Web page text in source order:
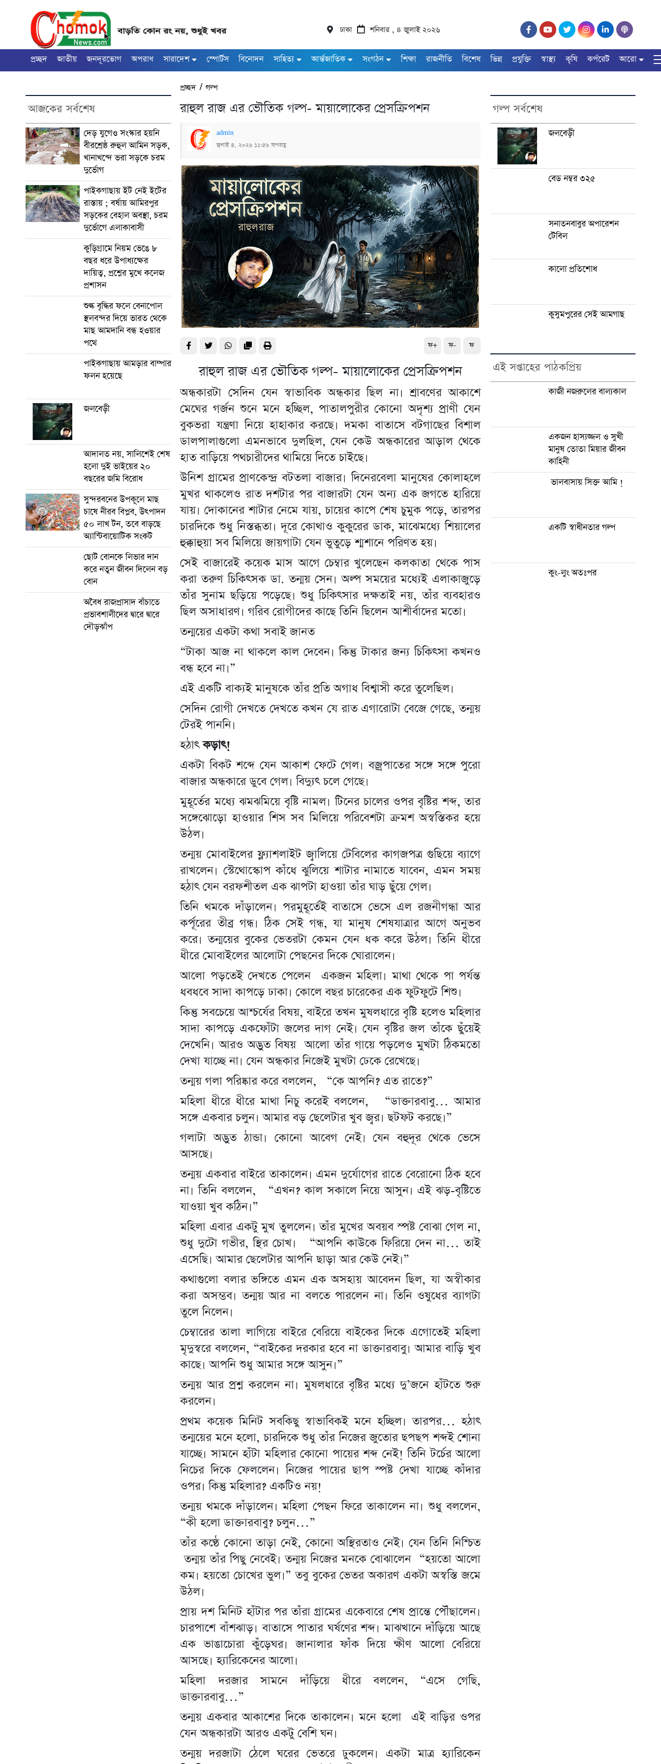
ঢাকা শনিবার , ৪ জুলাই ২০২৬
প্রচ্ছদ জাতীয় জনদূরভোগ অপরাধ সারাদেশ স্পোর্টস বিনোদন সাহিত্য আর্ন্তজাতিক সংগঠন শিক্ষা রাজনীতি বিশেষ ভিন্ন প্রযুক্তি স্বাস্থ্য কৃষি কর্পরেট আরো
আজকের সর্বশেষ
দেড় যুগেও সংস্কার হয়নি
বীরশ্রেষ্ঠ রুহুল আমিন সড়ক,
খানাখন্দে ভরা সড়কে চরম
দুর্ভোগ
পাইকগাছায় ইট নেই ইটের
রাস্তায় ; বর্ষায় আমিরপুর
সড়কের বেহাল অবস্থা, চরম
দুর্ভোগে এলাকাবাসী
কুড়িগ্রামে নিয়ম ভেঙে ৮
বছর ধরে উপাধ্যক্ষের
দায়িত্ব, প্রশ্নের মুখে কলেজ
প্রশাসন
শুল্ক বৃদ্ধির ফলে বেনাপোল
স্থলবন্দর দিয়ে ভারত থেকে
মাছ আমদানি বন্ধ হওয়ার
পথে
পাইকগাছায় আমড়ার বাম্পার
ফলন হয়েছে
জলবেড়ী
আদালত নয়, সালিশেই শেষ
হলো দুই ভাইয়ের ২০
বছরের জমি বিরোধ
সুন্দরবনের উপকূলে মাছ
চাষে নীরব বিপ্লব, উৎপাদন
৫০ লাখ টন, তবে বাড়ছে
অ্যান্টিবায়োটিক সংকট
ছোট বোনকে লিভার দান
করে নতুন জীবন দিলেন বড়
বোন
অবৈধ রাজপ্রাসাদ বাঁচাতে
প্রভাবশালীদের দ্বারে দ্বারে
দৌড়ঝাঁপ
প্রচ্ছদ/গল্প
রাহুল রাজ এর ভৌতিক গল্প- মায়ালোকের প্রেসক্রিপশন
admin
জুলাই ৪, ২০২৬ ১১:৫৬ অপরাহ্ণ
ফ+ ফ- ফ
রাহুল রাজ এর ভৌতিক গল্প- মায়ালোকের প্রেসক্রিপশন
অন্ধকারটা সেদিন যেন স্বাভাবিক অন্ধকার ছিল না। শ্রাবণের আকাশে
মেঘের গর্জন শুনে মনে হচ্ছিল, পাতালপুরীর কোনো অদৃশ্য প্রাণী যেন
বুকভরা যন্ত্রণা নিয়ে হাহাকার করছে। দমকা বাতাসে বটগাছের বিশাল
ডালপালাগুলো এমনভাবে দুলছিল, যেন কেউ অন্ধকারের আড়াল থেকে
হাত বাড়িয়ে পথচারীদের থামিয়ে দিতে চাইছে।
উনিশ গ্রামের প্রাণকেন্দ্র বটতলা বাজার। দিনেরবেলা মানুষের কোলাহলে
মুখর থাকলেও রাত দশটার পর বাজারটা যেন অন্য এক জগতে হারিয়ে
যায়। দোকানের শাটার নেমে যায়, চায়ের কাপে শেষ চুমুক পড়ে, তারপর
চারদিকে শুধু নিস্তব্ধতা। দূরে কোথাও কুকুরের ডাক, মাঝেমধ্যে শিয়ালের
হুক্কাহুয়া সব মিলিয়ে জায়গাটা যেন ভুতুড়ে শ্মশানে পরিণত হয়।
সেই বাজারেই কয়েক মাস আগে চেম্বার খুলেছেন কলকাতা থেকে পাস
করা তরুণ চিকিৎসক ডা. তন্ময় সেন। অল্প সময়ের মধ্যেই এলাকাজুড়ে
তাঁর সুনাম ছড়িয়ে পড়েছে। শুধু চিকিৎসার দক্ষতাই নয়, তাঁর ব্যবহারও
ছিল অসাধারণ। গরিব রোগীদের কাছে তিনি ছিলেন আশীর্বাদের মতো।
তন্ময়ের একটা কথা সবাই জানত
“টাকা আজ না থাকলে কাল দেবেন। কিন্তু টাকার জন্য চিকিৎসা কখনও
বন্ধ হবে না।”
এই একটি বাক্যই মানুষকে তাঁর প্রতি অগাধ বিশ্বাসী করে তুলেছিল।
সেদিন রোগী দেখতে দেখতে কখন যে রাত এগারোটা বেজে গেছে, তন্ময়
টেরই পাননি।
হঠাৎকড়াৎ!
একটা বিকট শব্দে যেন আকাশ ফেটে গেল। বজ্রপাতের সঙ্গে সঙ্গে পুরো
বাজার অন্ধকারে ডুবে গেল। বিদ্যুৎ চলে গেছে।
মুহূর্তের মধ্যে ঝমঝমিয়ে বৃষ্টি নামল। টিনের চালের ওপর বৃষ্টির শব্দ, তার
সঙ্গেঝোড়ো হাওয়ার শিস সব মিলিয়ে পরিবেশটা ক্রমশ অস্বস্তিকর হয়ে
উঠল।
তন্ময় মোবাইলের ফ্ল্যাশলাইট জ্বালিয়ে টেবিলের কাগজপত্র গুছিয়ে ব্যাগে
রাখলেন। স্টেথোস্কোপ কাঁধে ঝুলিয়ে শাটার নামাতে যাবেন, এমন সময়
হঠাৎ যেন বরফশীতল এক ঝাপটা হাওয়া তাঁর ঘাড় ছুঁয়ে গেল।
তিনি থমকে দাঁড়ালেন। পরমুহূর্তেই বাতাসে ভেসে এল রজনীগন্ধা আর
কর্পূরের তীব্র গন্ধ। ঠিক সেই গন্ধ, যা মানুষ শেষযাত্রার আগে অনুভব
করে। তন্ময়ের বুকের ভেতরটা কেমন যেন ধক করে উঠল। তিনি ধীরে
ধীরে মোবাইলের আলোটা পেছনের দিকে ঘোরালেন।
আলো পড়তেই দেখতে পেলেন একজন মহিলা। মাথা থেকে পা পর্যন্ত
ধবধবে সাদা কাপড়ে ঢাকা। কোলে বছর চারেকের এক ফুটফুটে শিশু।
কিন্তু সবচেয়ে আশ্চর্যের বিষয়, বাইরে তখন মুষলধারে বৃষ্টি হলেও মহিলার
সাদা কাপড়ে একফোঁটা জলের দাগ নেই। যেন বৃষ্টির জল তাঁকে ছুঁয়েই
দেখেনি। আরও অদ্ভুত বিষয় আলো তাঁর গায়ে পড়লেও মুখটা ঠিকমতো
দেখা যাচ্ছে না। যেন অন্ধকার নিজেই মুখটা ঢেকে রেখেছে।
তন্ময় গলা পরিষ্কার করে বললেন, “কে আপনি? এত রাতে?”
মহিলা ধীরে ধীরে মাথা নিচু করেই বললেন, “ডাক্তারবাবু… আমার
সঙ্গে একবার চলুন। আমার বড় ছেলেটার খুব জ্বর। ছটফট করছে।”
গলাটা অদ্ভুত ঠান্ডা। কোনো আবেগ নেই। যেন বহুদূর থেকে ভেসে
আসছে।
তন্ময় একবার বাইরে তাকালেন। এমন দুর্যোগের রাতে বেরোনো ঠিক হবে
না। তিনি বললেন, “এখন? কাল সকালে নিয়ে আসুন। এই ঝড়-বৃষ্টিতে
যাওয়া খুব কঠিন।”
মহিলা এবার একটু মুখ তুললেন। তাঁর মুখের অবয়ব স্পষ্ট বোঝা গেল না,
শুধু দুটো গভীর, স্থির চোখ। “আপনি কাউকে ফিরিয়ে দেন না… তাই
এসেছি। আমার ছেলেটার আপনি ছাড়া আর কেউ নেই।”
কথাগুলো বলার ভঙ্গিতে এমন এক অসহায় আবেদন ছিল, যা অস্বীকার
করা অসম্ভব। তন্ময় আর না বলতে পারলেন না। তিনি ওষুধের ব্যাগটা
তুলে নিলেন।
চেম্বারের তালা লাগিয়ে বাইরে বেরিয়ে বাইকের দিকে এগোতেই মহিলা
মৃদুস্বরে বললেন, “বাইকের দরকার হবে না ডাক্তারবাবু। আমার বাড়ি খুব
কাছে। আপনি শুধু আমার সঙ্গে আসুন।”
তন্ময় আর প্রশ্ন করলেন না। মুষলধারে বৃষ্টির মধ্যে দু’জনে হাঁটতে শুরু
করলেন।
প্রথম কয়েক মিনিট সবকিছু স্বাভাবিকই মনে হচ্ছিল। তারপর… হঠাৎ
তন্ময়ের মনে হলো, চারদিকে শুধু তাঁর নিজের জুতোর ছপছপ শব্দই শোনা
যাচ্ছে। সামনে হাঁটা মহিলার কোনো পায়ের শব্দ নেই! তিনি টর্চের আলো
নিচের দিকে ফেললেন। নিজের পায়ের ছাপ স্পষ্ট দেখা যাচ্ছে কাঁদার
ওপর। কিন্তু মহিলার? একটিও নয়!
তন্ময় থমকে দাঁড়ালেন। মহিলা পেছন ফিরে তাকালেন না। শুধু বললেন,
“কী হলো ডাক্তারবাবু? চলুন…”
তাঁর কণ্ঠে কোনো তাড়া নেই, কোনো অস্থিরতাও নেই। যেন তিনি নিশ্চিত
তন্ময় তাঁর পিছু নেবেই। তন্ময় নিজের মনকে বোঝালেন “হয়তো আলো
কম। হয়তো চোখের ভুল।” তবু বুকের ভেতর অকারণ একটা অস্বস্তি জমে
উঠল।
প্রায় দশ মিনিট হাঁটার পর তাঁরা গ্রামের একেবারে শেষ প্রান্তে পৌঁছালেন।
চারপাশে বাঁশঝাড়। বাতাসে পাতার ঘর্ষণের শব্দ। মাঝখানে দাঁড়িয়ে আছে
এক ভাঙাচোরা কুঁড়েঘর। জানালার ফাঁক দিয়ে ক্ষীণ আলো বেরিয়ে
আসছে। হ্যারিকেনের আলো।
মহিলা দরজার সামনে দাঁড়িয়ে ধীরে বললেন, “এসে গেছি,
ডাক্তারবাবু…”
তন্ময় একবার আকাশের দিকে তাকালেন। মনে হলো এই বাড়ির ওপর
যেন অন্ধকারটা আরও একটু বেশি ঘন।
তন্ময় দরজাটা ঠেলে ঘরের ভেতরে ঢুকলেন। একটা মাত্র হ্যারিকেন
গল্প সর্বশেষ
জলবেড়ী
বেড নম্বর ৩২৫
সনাতনবাবুর অপারেশন
টেবিল
কালো প্রতিশোধ
কুসুমপুরের সেই আমগাছ
এই সপ্তাহের পাঠকপ্রিয়
কাজী নজরুলের বাল্যকাল
একজন হাস্যজ্জল ও সুখী
মানুষ তোতা মিয়ার জীবন
কাহিনী
ভালবাসায় সিক্ত আমি !
একটি স্বাধীনতার গল্প
কুং-লুং অতঃপর